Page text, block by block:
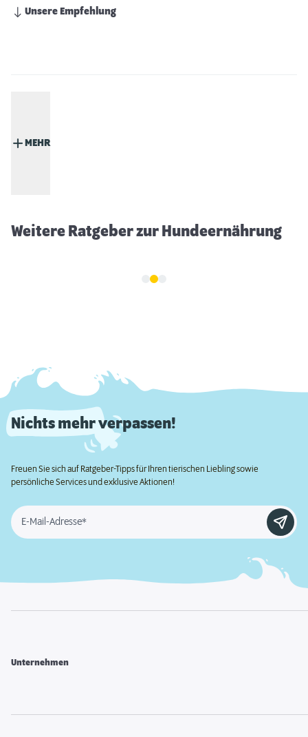
Unsere Empfehlung
MEHR
Weitere Ratgeber zur Hundeernährung
Nichts mehr verpassen!
Freuen Sie sich auf Ratgeber-Tipps für Ihren tierischen Liebling sowie
persönliche Services und exklusive Aktionen!
E-Mail-Adresse*
Unternehmen